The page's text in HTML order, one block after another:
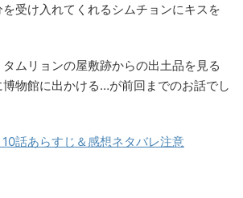
受け入れてくれるシムチョンにキスを
ムリョンの屋敷跡からの出土品を見る
物館に出かける…が前回までのお話でし
10話あらすじ＆感想ネタバレ注意